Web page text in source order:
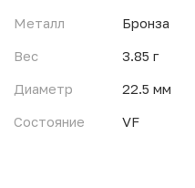
Металл
Бронза
Вес
3.85 г
Диаметр
22.5 мм
Состояние
VF